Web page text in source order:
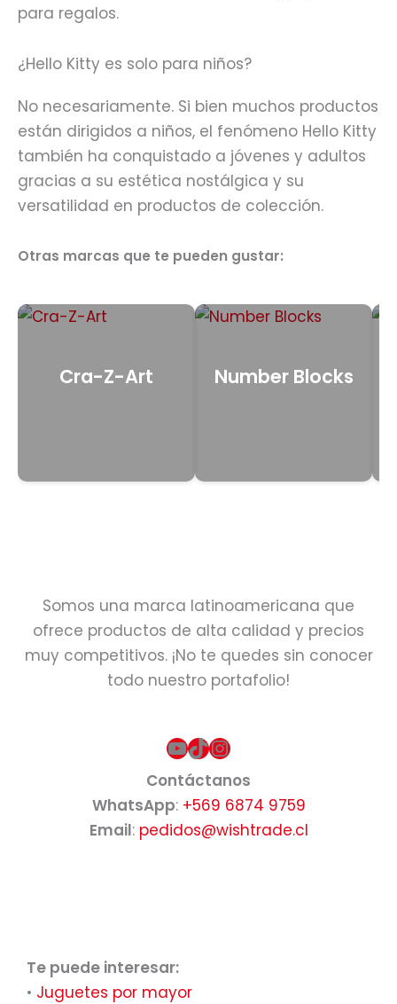
para regalos.
¿Hello Kitty es solo para niños?
No necesariamente. Si bien muchos productos
están dirigidos a niños, el fenómeno Hello Kitty
también ha conquistado a jóvenes y adultos
gracias a su estética nostálgica y su
versatilidad en productos de colección.
Otras marcas que te pueden gustar:
Cra-Z-Art Number Blocks
Somos una marca latinoamericana que
ofrece productos de alta calidad y precios
muy competitivos. ¡No te quedes sin conocer
todo nuestro portafolio!
YouTube
TikTok
Instagram
Contáctanos
WhatsApp: +569 6874 9759
Email: pedidos@wishtrade.cl
Te puede interesar:
• Juguetes por mayor